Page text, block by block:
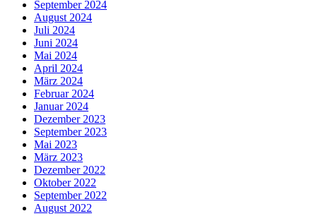
September 2024
August 2024
Juli 2024
Juni 2024
Mai 2024
April 2024
März 2024
Februar 2024
Januar 2024
Dezember 2023
September 2023
Mai 2023
März 2023
Dezember 2022
Oktober 2022
September 2022
August 2022